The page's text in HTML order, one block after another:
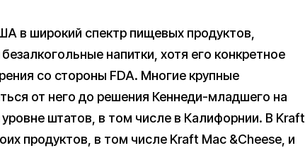
в широкий спектр пищевых продуктов,
напитки, хотя его конкретное
со стороны FDA. Многие крупные
от него до решения Кеннеди-младшего на
штатов, в том числе в Калифорнии. В Kraft
продуктов, в том числе Kraft Mac &Cheese, и